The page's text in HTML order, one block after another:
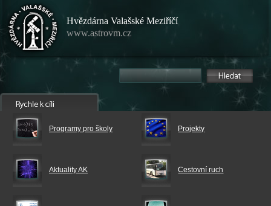
Hvězdárna Valašské Meziříčí
www.astrovm.cz
Programy pro školy Projekty
Aktuality AK Cestovní ruch